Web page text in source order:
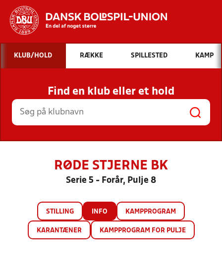
Hvad vil du søge efter?
INDHOLD OG NYHEDER
STILLINGER, RESULTATER, KLUBBER OG
HOLD
KLUB/HOLD RÆKKE SPILLESTED KAMP
Find en klub eller et hold
RØDE STJERNE BK
Serie 5 - Forår, Pulje 8
STILLING INFO KAMPPROGRAM
KARANTÆNER KAMPPROGRAM FOR PULJE